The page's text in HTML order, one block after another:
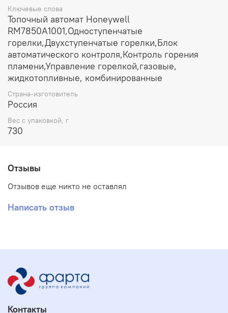
Ключевые слова
Топочный автомат Honeywell
RM7850A1001,Одноступенчатые
горелки,Двухступенчатые горелки,Блок
автоматического контроля,Контроль горения
пламени,Управление горелкой,газовые,
жидкотопливные, комбинированные
Страна-изготовитель
Россия
Вес с упаковкой, г
730
Отзывы
Отзывов еще никто не оставлял
Написать отзыв
Контакты